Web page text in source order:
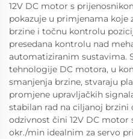
12V DC motor s
pokazuje u primjenama koje
brzine i točnu kontrolu
presedana kontrolu nad
automatiziranim sustavima.
tehnologije DC motora, u
smanjenja brzine, stvaraju
promjene upravljačkih
stabilan rad na ciljanoj brzini
odzivnost čini 12V DC
okr./min idealnim za servo